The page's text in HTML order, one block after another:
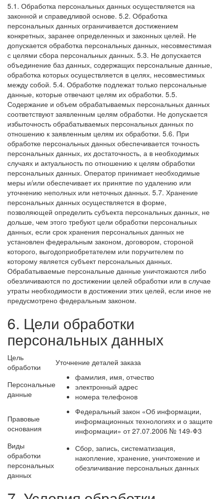
5.1. Обработка персональных данных осуществляется на
законной и справедливой основе. 5.2. Обработка
персональных данных ограничивается достижением
конкретных, заранее определенных и законных целей. Не
допускается обработка персональных данных, несовместимая
с целями сбора персональных данных. 5.3. Не допускается
объединение баз данных, содержащих персональные данные,
обработка которых осуществляется в целях, несовместимых
между собой. 5.4. Обработке подлежат только персональные
данные, которые отвечают целям их обработки. 5.5.
Содержание и объем обрабатываемых персональных данных
соответствуют заявленным целям обработки. Не допускается
избыточность обрабатываемых персональных данных по
отношению к заявленным целям их обработки. 5.6. При
обработке персональных данных обеспечивается точность
персональных данных, их достаточность, а в необходимых
случаях и актуальность по отношению к целям обработки
персональных данных. Оператор принимает необходимые
меры и/или обеспечивает их принятие по удалению или
уточнению неполных или неточных данных. 5.7. Хранение
персональных данных осуществляется в форме,
позволяющей определить субъекта персональных данных, не
дольше, чем этого требуют цели обработки персональных
данных, если срок хранения персональных данных не
установлен федеральным законом, договором, стороной
которого, выгодоприобретателем или поручителем по
которому является субъект персональных данных.
Обрабатываемые персональные данные уничтожаются либо
обезличиваются по достижении целей обработки или в случае
утраты необходимости в достижении этих целей, если иное не
предусмотрено федеральным законом.
6. Цели обработки
персональных данных
Цель
обработки
Уточнение деталей заказа
Персональные
данные
фамилия, имя, отчество
электронный адрес
номера телефонов
Правовые
основания
Федеральный закон «Об информации,
информационных технологиях и о защите
информации» от 27.07.2006 № 149-Φ3
Виды
обработки
персональных
данных
Сбор, запись, систематизация,
накопление, хранение, уничтожение и
обезличивание персональных данных